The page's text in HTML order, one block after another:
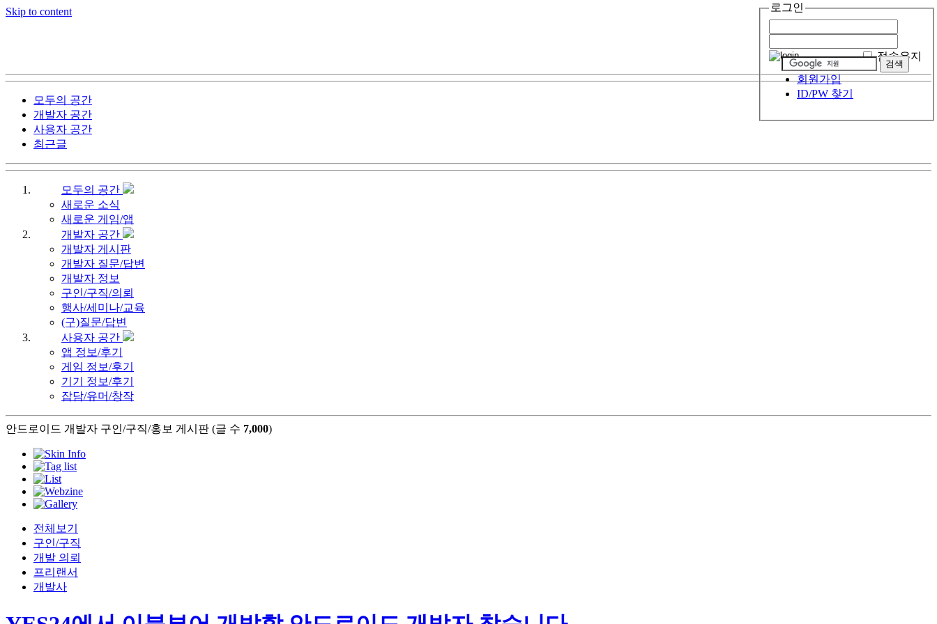
Skip to content
모두의 공간
개발자 공간
사용자 공간
최근글
로그인
접속유지
회원가입
ID/PW 찾기
모두의 공간
새로운 소식
새로운 게임/앱
개발자 공간
개발자 게시판
개발자 질문/답변
개발자 정보
구인/구직/의뢰
행사/세미나/교육
(구)질문/답변
사용자 공간
앱 정보/후기
게임 정보/후기
기기 정보/후기
잡담/유머/창작
안드로이드 개발자 구인/구직/홍보 게시판 (글 수 7,000)
전체보기
구인/구직
개발 의뢰
프리랜서
개발사